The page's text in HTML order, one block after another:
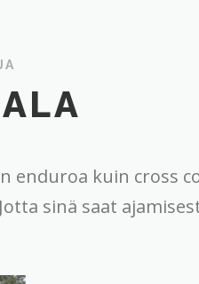
enduroa kuin cross
sinä saat